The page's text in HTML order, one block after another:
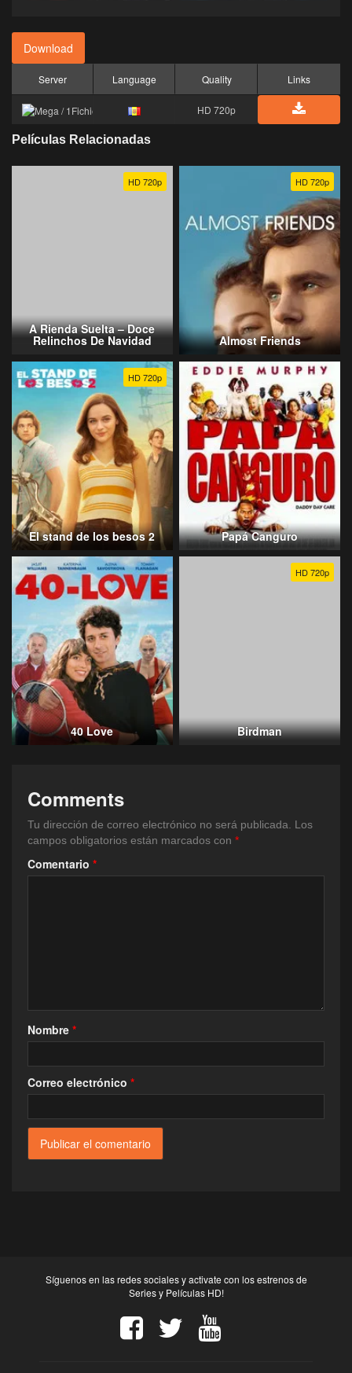
Download
Server Language Quality Links
HD 720p
Películas Relacionadas
HD 720p
A Rienda Suelta – Doce
Relinchos De Navidad
HD 720p
Almost Friends
HD 720p
El stand de los besos 2 Papá Canguro
40 Love
HD 720p
Birdman
Comments
Tu dirección de correo electrónico no será publicada.
Los
campos obligatorios están marcados con *
Comentario *
Nombre *
Correo electrónico *
Síguenos en las redes sociales y activate con los estrenos de
Series y Películas HD!